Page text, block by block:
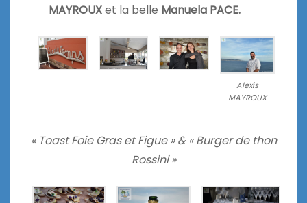
MAYROUXet la belle Manuela PACE.
Alexis
MAYROUX
« Toast Foie Gras et Figue » & « Burger de thon
Rossini »